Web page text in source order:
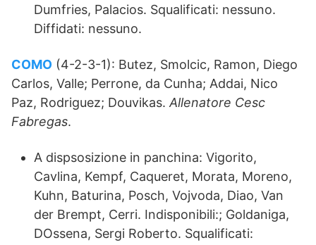
Dumfries, Palacios. Squalificati: nessuno.
Diffidati: nessuno.
COMO (4-2-3-1): Butez, Smolcic, Ramon, Diego
Carlos, Valle; Perrone, da Cunha; Addai, Nico
Paz, Rodriguez; Douvikas. Allenatore Cesc
Fabregas.
A dispsosizione in panchina: Vigorito,
Cavlina, Kempf, Caqueret, Morata, Moreno,
Kuhn, Baturina, Posch, Vojvoda, Diao, Van
der Brempt, Cerri. Indisponibili:; Goldaniga,
DOssena, Sergi Roberto. Squalificati: